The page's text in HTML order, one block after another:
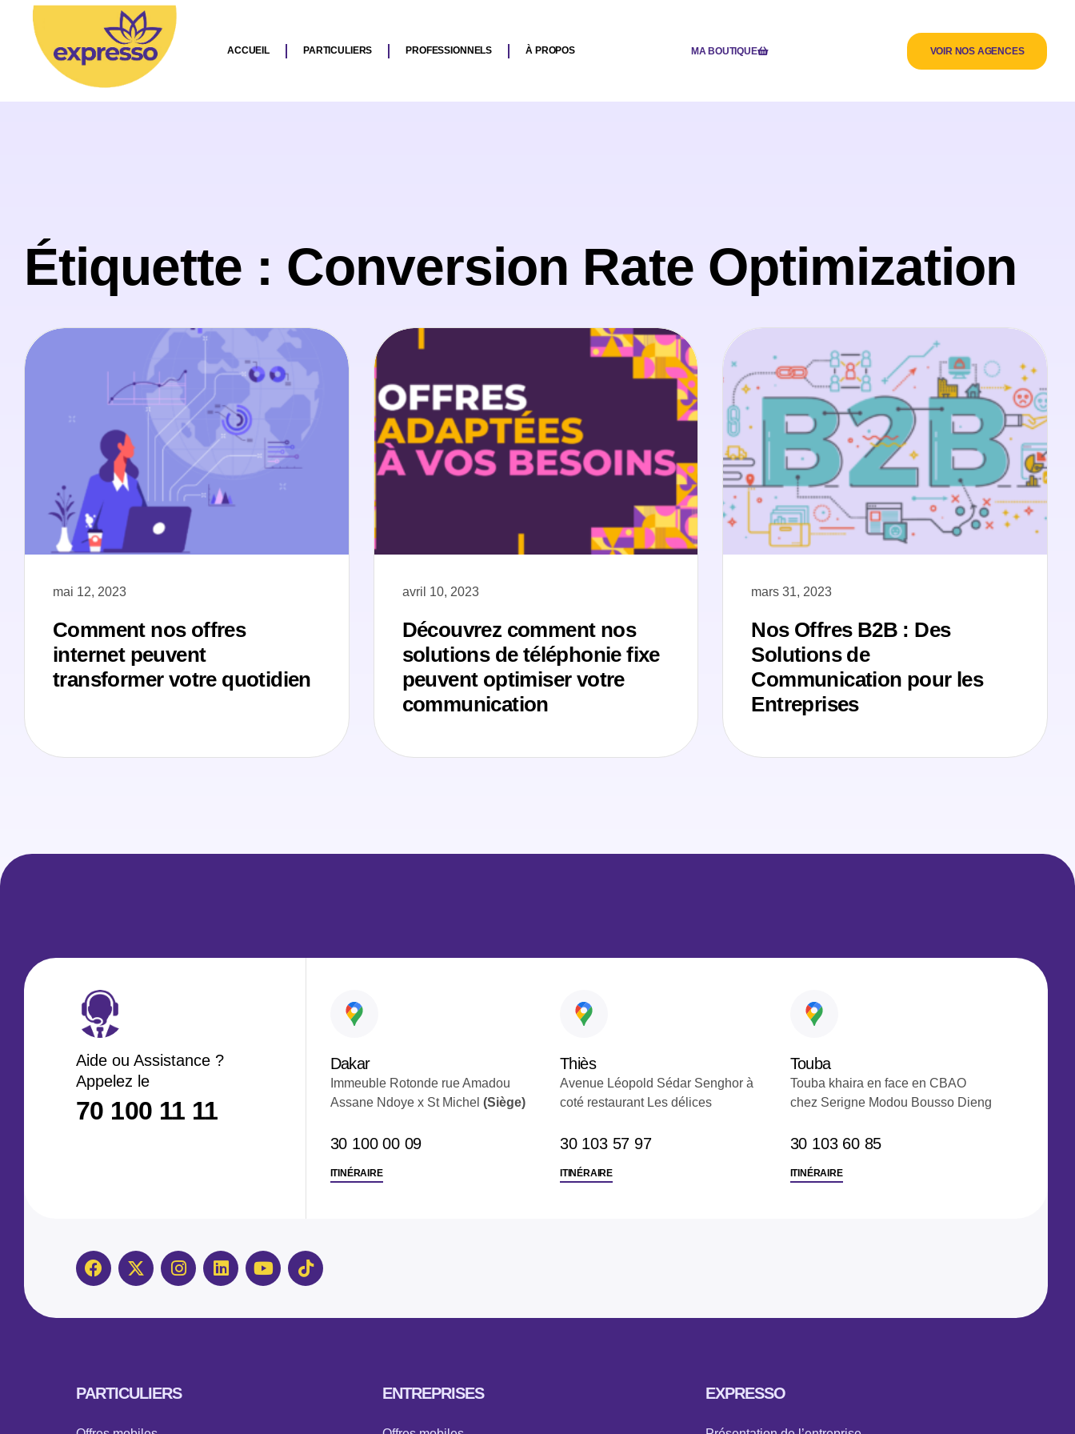
ACCUEIL PARTICULIERS PROFESSIONNELS À PROPOS MA BOUTIQUE VOIR NOS AGENCES
Étiquette : Conversion Rate Optimization
mai 12, 2023
Comment nos offres
internet peuvent
transformer votre quotidien
avril 10, 2023
Découvrez comment nos
solutions de téléphonie fixe
peuvent optimiser votre
communication
mars 31, 2023
Nos Offres B2B : Des
Solutions de
Communication pour les
Entreprises
Aide ou Assistance ?
Appelez le
70 100 11 11
Dakar
Immeuble Rotonde rue Amadou
Assane Ndoye x St Michel (Siège)
30 100 00 09
ITINÉRAIRE
Thiès
Avenue Léopold Sédar Senghor à
coté restaurant Les délices
‭30 103 57 97
ITINÉRAIRE
Touba
Touba khaira en face en CBAO
chez Serigne Modou Bousso Dieng
‭30 103 60 85‬
ITINÉRAIRE
PARTICULIERS ENTREPRISES EXPRESSO